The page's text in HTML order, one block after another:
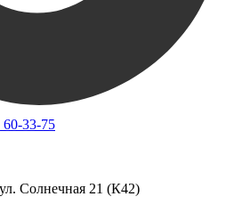
33-75
Солнечная 21 (К42)